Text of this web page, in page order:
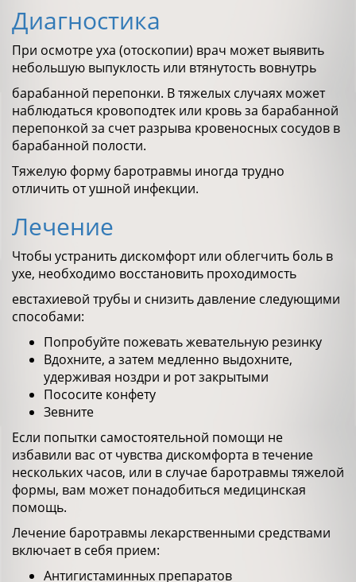
Диагностика
При осмотре уха (отоскопии) врач может выявить
небольшую выпуклость или втянутость вовнутрь
барабанной перепонки. В тяжелых случаях может
наблюдаться кровоподтек или кровь за барабанной
перепонкой за счет разрыва кровеносных сосудов в
барабанной полости.
Тяжелую форму баротравмы иногда трудно
отличить от ушной инфекции.
Лечение
Чтобы устранить дискомфорт или облегчить боль в
ухе, необходимо восстановить проходимость
евстахиевой трубы и снизить давление следующими
способами:
Попробуйте пожевать жевательную резинку
Вдохните, а затем медленно выдохните,
удерживая ноздри и рот закрытыми
Пососите конфету
Зевните
Если попытки самоcтоятельной помощи не
избавили вас от чувства дискомфорта в течение
нескольких часов, или в случае баротравмы тяжелой
формы, вам может понадобиться медицинская
помощь.
Лечение баротравмы лекарственными средствами
включает в себя прием:
Антигистаминных препаратов